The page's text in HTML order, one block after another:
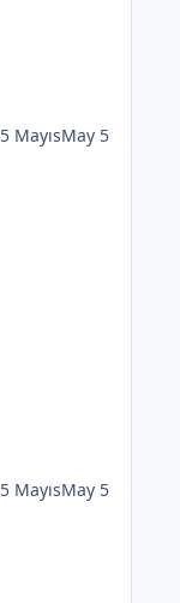
5 MayısMay 5
5 MayısMay 5